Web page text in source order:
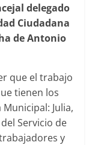
delegado
Ciudadana
de Antonio
que el trabajo
tienen los
Julia,
Servicio de
y